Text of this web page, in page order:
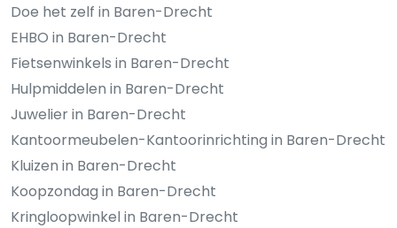
Doe het zelf in Baren-Drecht
EHBO in Baren-Drecht
Fietsenwinkels in Baren-Drecht
Hulpmiddelen in Baren-Drecht
Juwelier in Baren-Drecht
Kantoormeubelen-Kantoorinrichting in Baren-Drecht
Kluizen in Baren-Drecht
Koopzondag in Baren-Drecht
Kringloopwinkel in Baren-Drecht